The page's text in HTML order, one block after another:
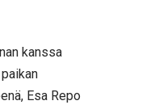
kanssa
Esa Repo